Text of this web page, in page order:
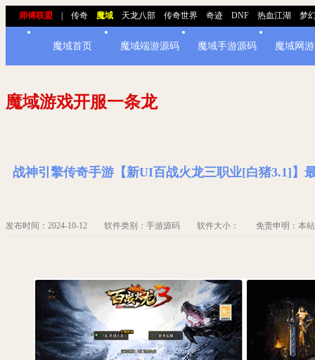
师傅联盟 传奇 魔域 天龙八部 传奇世界 奇迹 DNF 热血江湖 梦
魔域首页 魔域端游源码 魔域手游源码 魔域网
魔域游戏开服一条龙
战神引擎传奇手游【新UI百战火龙三职业[白猪3.1]】
发布时间：2024-10-12 软件类别：手游源码 软件大小： 免责申明：本站